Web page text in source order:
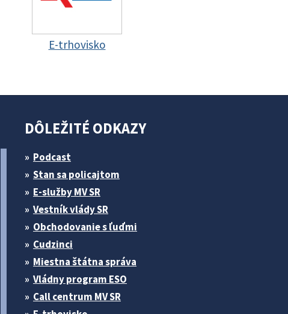
E-trhovisko
DÔLEŽITÉ ODKAZY
Podcast
Stan sa policajtom
E-služby MV SR
Vestník vlády SR
Obchodovanie s ľuďmi
Cudzinci
Miestna štátna správa
Vládny program ESO
Call centrum MV SR